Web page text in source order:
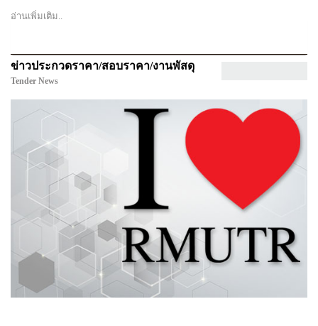
อ่านเพิ่มเติม..
ข่าวประกวดราคา/สอบราคา/งานพัสดุ
Tender News